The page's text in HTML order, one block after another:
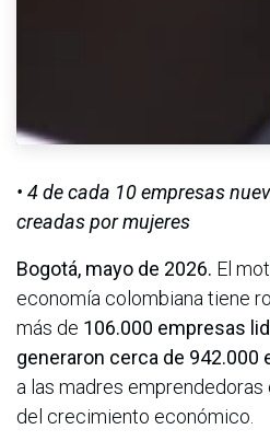
• 4 de cada 10 empresas
creadas por mujeres
Bogotá, mayo de 2026. El
economía colombiana tiene
más de 106.000 empresas
generaron cerca de 942.000
a las madres
del crecimiento económico.